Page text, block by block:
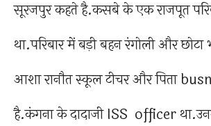
सूरजपुर कहते है.कसबे के एक राजपूत
था.परिबार में बड़ी बहन रंगोली और छोटा
आशा रानौत स्कूल टीचर और पिता
है.कंगना के दादाजी ISS officer